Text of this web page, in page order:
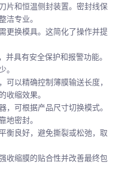
片和恒温侧封装置。密封线保
洁专业。
更换模具。这简化了操作并提
具有安全保护和报警功能。
。
可以精确控制薄膜输送长度，
收缩效果。
，可根据产品尺寸切换模式。
地密封。
衡良好，避免撕裂或松弛，取
收缩膜的贴合性并改善最终包